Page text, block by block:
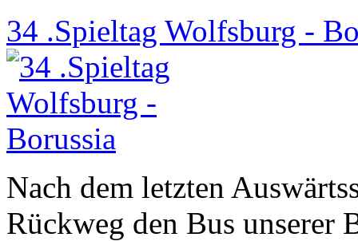
34 .Spieltag Wolfsburg -
Nach dem letzten
Rückweg den Bus unserer